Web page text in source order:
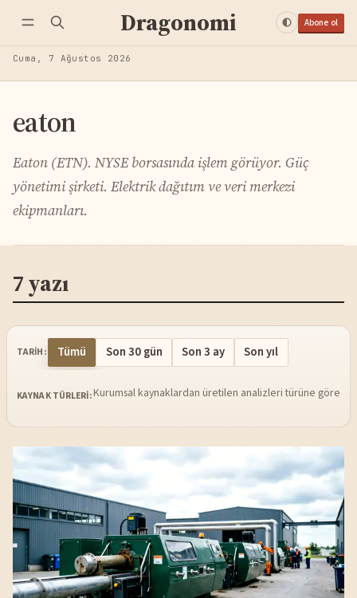
Dragonomi Abone ol
Cuma, 7 Ağustos 2026
eaton
Eaton (ETN). NYSE borsasında işlem görüyor. Güç
yönetimi şirketi. Elektrik dağıtım ve veri merkezi
ekipmanları.
7 yazı
TARIH: Tümü Son 30 gün Son 3 ay Son yıl
KAYNAK TÜRLERI:Kurumsal kaynaklardan üretilen analizleri türüne göre